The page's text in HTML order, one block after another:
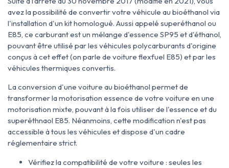
avez la possibilité de convertir votre véhicule au bioéthanol via
l'installation d'un kit homologué. Aussi appelé superéthanol ou
E85, ce carburant est un mélange d'essence SP95 et d'éthanol,
pouvant être utilisé par les véhicules polycarburants d'origine
conçus à cet effet (on parle de voiture flexfuel E85) et par les
véhicules thermiques convertis.
La conversion d'une voiture au bioéthanol permet de
transformer la motorisation essence de votre voiture en une
motorisation mixte, pouvant à la fois utiliser de l'essence et du
superéthnaol E85. Néanmoins, cette modification n'est pas
accessible à tous les véhicules et dispose d'un cadre
réglementaire strict.
Vérifiez la compatibilité de votre voiture : seules les